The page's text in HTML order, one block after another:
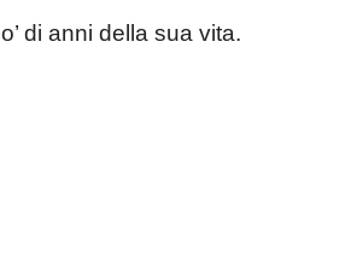
di anni della sua vita.